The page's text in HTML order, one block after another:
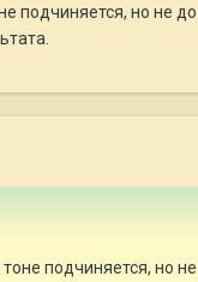
но не
подчиняется, но